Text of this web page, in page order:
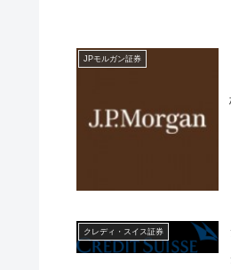
JPモルガン証券
クレディ・スイス証券